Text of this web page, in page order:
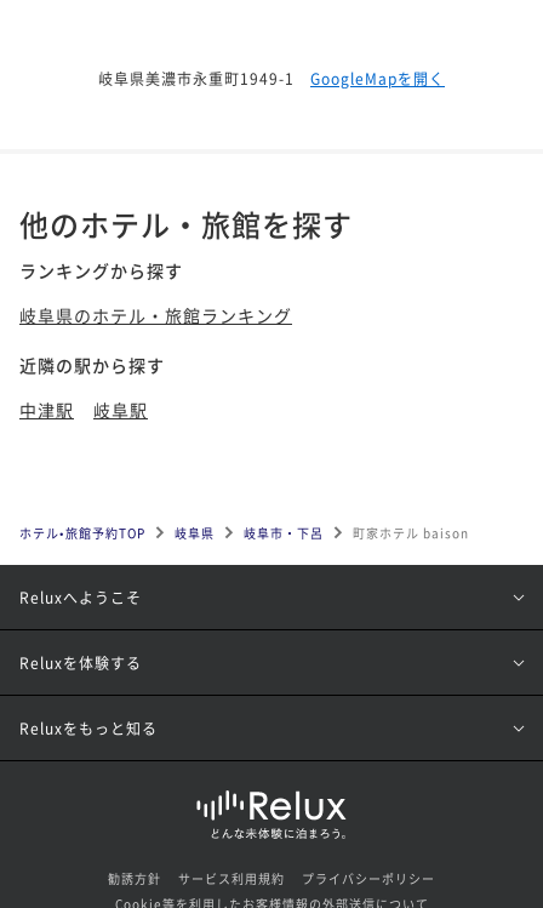
岐阜県美濃市永重町1949-1 GoogleMapを開く
他のホテル・旅館を探す
ランキングから探す
岐阜県のホテル・旅館ランキング
近隣の駅から探す
中津駅
岐阜駅
ホテル•旅館予約TOP 岐阜県 岐阜市・下呂 町家ホテル baison
Reluxへようこそ
Reluxを体験する
Reluxをもっと知る
勧誘方針 サービス利用規約
プライバシーポリシー
Cookie等を利用したお客様情報の外部送信について